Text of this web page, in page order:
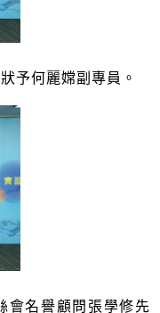
予何麗嫦副專員。
會名譽顧問張學修先